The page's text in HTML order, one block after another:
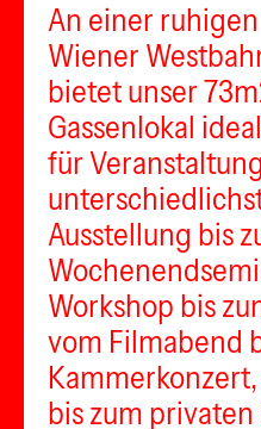
An einer
Wiener
bietet unser
Gassenlokal
für
Ausstellung bis
Workshop bis
vom Filmabend
bis zum privaten